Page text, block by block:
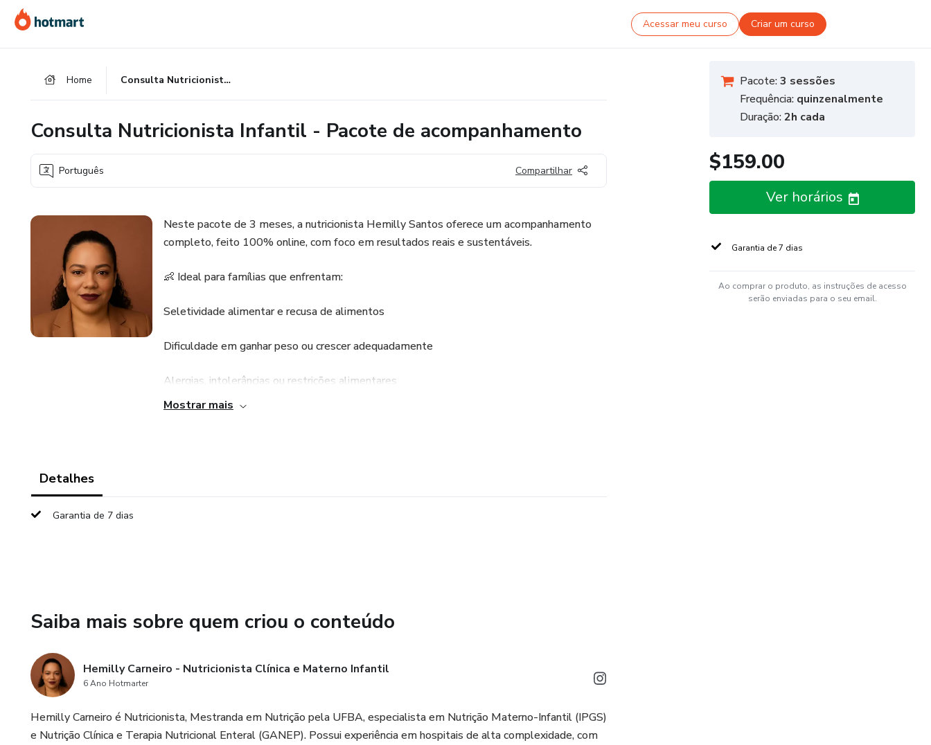
para
o
para
o
para
o
Acessar meu curso Criar um curso
Home Consulta Nutricionista Infantil - Pacote de acompanhamento
Consulta Nutricionista Infantil - Pacote de acompanhamento
Português Compartilhar
Neste pacote de 3 meses, a nutricionista Hemilly Santos oferece um acompanhamento
completo, feito 100% online, com foco em resultados reais e sustentáveis.
👶 Ideal para famílias que enfrentam:
Seletividade alimentar e recusa de alimentos
Dificuldade em ganhar peso ou crescer adequadamente
Alergias, intolerâncias ou restrições alimentares
Acesso a materiais de apoio (PDFs e guias educativos)
e na tranquilidade da família.
Mostrar mais
Detalhes
Garantia de 7 dias
Saiba mais sobre quem criou o conteúdo
Hemilly Carneiro - Nutricionista Clínica e Materno Infantil
6 Ano Hotmarter
Hemilly Carneiro é Nutricionista, Mestranda em Nutrição pela UFBA, especialista em Nutrição Materno-Infantil (IPGS)
e Nutrição Clínica e Terapia Nutricional Enteral (GANEP). Possui experiência em hospitais de alta complexidade, com
Pacote:3 sessões
Frequência: quinzenalmente
Duração:2h cada
$159.00
Ver horários
Garantia de 7 dias
Ao comprar o produto, as instruções de acesso
serão enviadas para o seu email.